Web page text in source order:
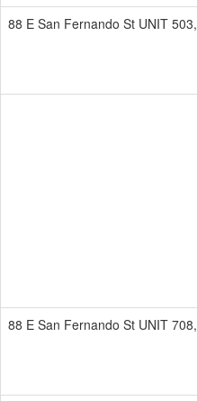
88 E San Fernando St UNIT 503,
88 E San Fernando St UNIT 708,